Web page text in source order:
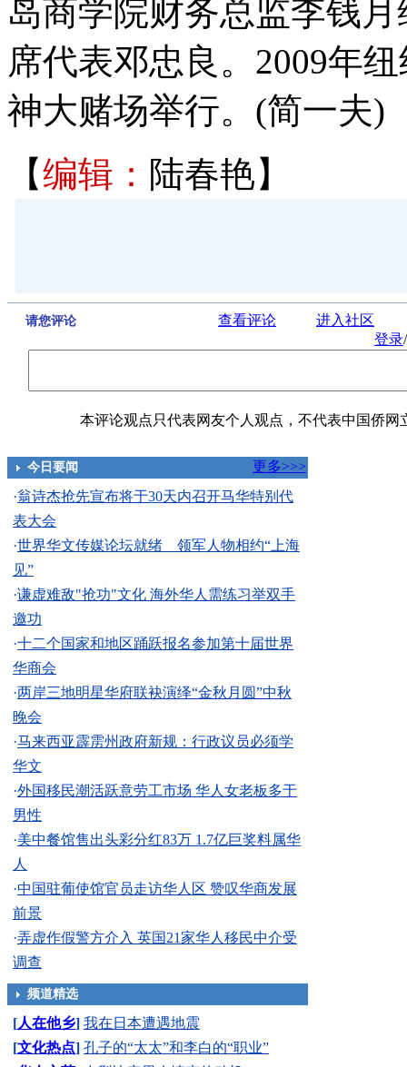
岛商学院财务总监李钱
席代表邓忠良。2009年
神大赌场举行。(简一夫)
【编辑： 陆春艳】
请您评论 查看评论
进入社区
登录/
本评论观点只代表网友个人观点，不代表中国侨网
今日要闻
更多>>>
·翁诗杰抢先宣布将于30天内召开马华特别代
表大会
·世界华文传媒论坛就绪 领军人物相约“上海
见”
·谦虚难敌"抢功"文化 海外华人需练习举双手
邀功
·十二个国家和地区踊跃报名参加第十届世界
华商会
·两岸三地明星华府联袂演绎“金秋月圆”中秋
晚会
·马来西亚霹雳州政府新规：行政议员必须学
华文
·外国移民潮活跃意劳工市场 华人女老板多于
男性
·美中餐馆售出头彩分红83万 1.7亿巨奖料属华
人
·中国驻葡使馆官员走访华人区 赞叹华商发展
前景
·弄虚作假警方介入 英国21家华人移民中介受
调查
频道精选
[人在他乡] 我在日本遭遇地震
[文化热点] 孔子的“太太”和李白的“职业”